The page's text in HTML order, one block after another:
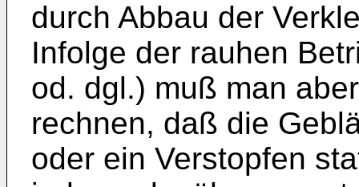
durch Abbau der
Infolge der rauhen
od. dgl.) muß man
rechnen, daß die
oder ein Verstopfen